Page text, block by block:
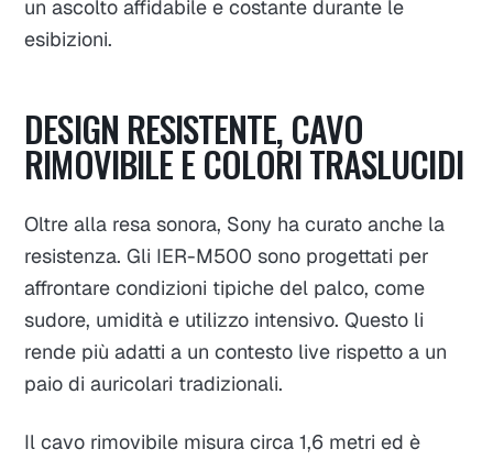
un ascolto affidabile e costante durante le
esibizioni.
DESIGN RESISTENTE, CAVO
RIMOVIBILE E COLORI TRASLUCIDI
Oltre alla resa sonora, Sony ha curato anche la
resistenza. Gli IER-M500 sono progettati per
affrontare condizioni tipiche del palco, come
sudore, umidità e utilizzo intensivo. Questo li
rende più adatti a un contesto live rispetto a un
paio di auricolari tradizionali.
Il cavo rimovibile misura circa 1,6 metri ed è